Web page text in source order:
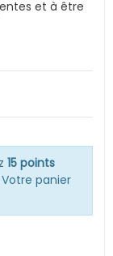
et à être
15 points
panier